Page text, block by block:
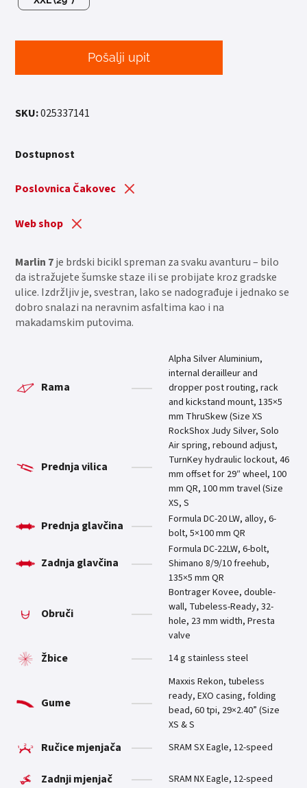
Pošalji upit
SKU:025337141
Dostupnost
Poslovnica Čakovec
Web shop
Marlin 7je brdski bicikl spreman za svaku avanturu – bilo
da istražujete šumske staze ili se probijate kroz gradske
ulice. Izdržljiv je, svestran, lako se nadograđuje i jednako se
dobro snalazi na neravnim asfaltima kao i na
makadamskim putovima.
Rama
Alpha Silver Aluminium,
internal derailleur and
dropper post routing, rack
and kickstand mount, 135×5
mm ThruSkew (Size XS
Prednja vilica
RockShox Judy Silver, Solo
Air spring, rebound adjust,
TurnKey hydraulic lockout, 46
mm offset for 29″ wheel, 100
mm QR, 100 mm travel (Size
XS, S
Prednja glavčina
Formula DC-20 LW, alloy, 6-
bolt, 5×100 mm QR
Zadnja glavčina
Formula DC-22LW, 6-bolt,
Shimano 8/9/10 freehub,
135×5 mm QR
Obruči
Bontrager Kovee, double-
wall, Tubeless-Ready, 32-
hole, 23 mm width, Presta
valve
Žbice 14 g stainless steel
Gume
Maxxis Rekon, tubeless
ready, EXO casing, folding
bead, 60 tpi, 29×2.40” (Size
XS & S
Ručice mjenjača SRAM SX Eagle, 12-speed
Zadnji mjenjač SRAM NX Eagle, 12-speed